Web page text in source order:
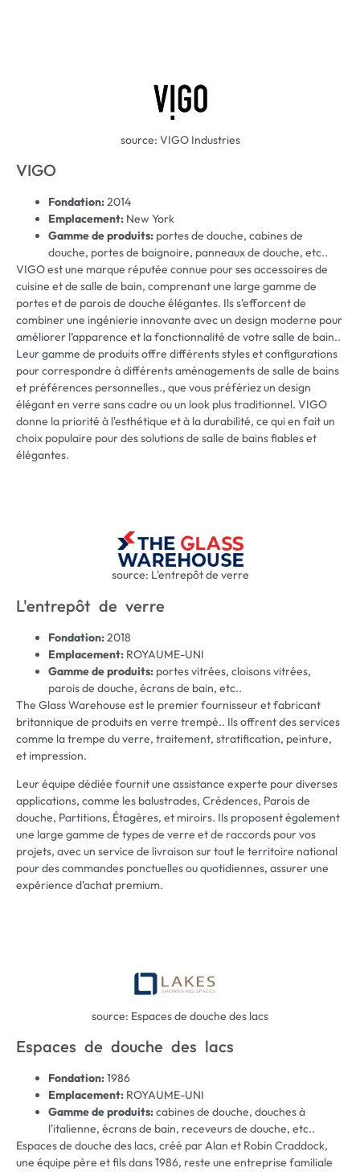
source: VIGO Industries
VIGO
Fondation:2014
Emplacement: New York
Gamme de produits: portes de douche, cabines de
douche, portes de baignoire, panneaux de douche, etc..
VIGO est une marque réputée connue pour ses accessoires de
cuisine et de salle de bain, comprenant une large gamme de
portes et de parois de douche élégantes. Ils s’efforcent de
combiner une ingénierie innovante avec un design moderne pour
améliorer l’apparence et la fonctionnalité de votre salle de bain..
Leur gamme de produits offre différents styles et configurations
pour correspondre à différents aménagements de salle de bains
et préférences personnelles., que vous préfériez un design
élégant en verre sans cadre ou un look plus traditionnel. VIGO
donne la priorité à l'esthétique et à la durabilité, ce qui en fait un
choix populaire pour des solutions de salle de bains fiables et
élégantes.
source: L'entrepôt de verre
L'entrepôt de verre
Fondation:2018
Emplacement: ROYAUME-UNI
Gamme de produits: portes vitrées, cloisons vitrées,
parois de douche, écrans de bain, etc..
The Glass Warehouse est le premier fournisseur et fabricant
britannique de produits en verre trempé.. Ils offrent des services
comme la trempe du verre, traitement, stratification, peinture,
et impression.
Leur équipe dédiée fournit une assistance experte pour diverses
applications, comme les balustrades, Crédences, Parois de
douche, Partitions, Étagères, et miroirs. Ils proposent également
une large gamme de types de verre et de raccords pour vos
projets, avec un service de livraison sur tout le territoire national
pour des commandes ponctuelles ou quotidiennes, assurer une
expérience d'achat premium.
source: Espaces de douche des lacs
Espaces de douche des lacs
Fondation:1986
Emplacement: ROYAUME-UNI
Gamme de produits:cabines de douche, douches à
l'italienne, écrans de bain, receveurs de douche, etc..
Espaces de douche des lacs, créé par Alan et Robin Craddock,
une équipe père et fils dans 1986, reste une entreprise familiale